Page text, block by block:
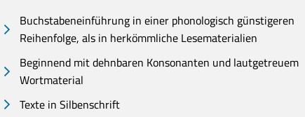
Buchstabeneinführung in einer phonologisch günstigeren
Reihenfolge, als in herkömmliche Lesematerialien
Beginnend mit dehnbaren Konsonanten und lautgetreuem
Wortmaterial
Texte in Silbenschrift